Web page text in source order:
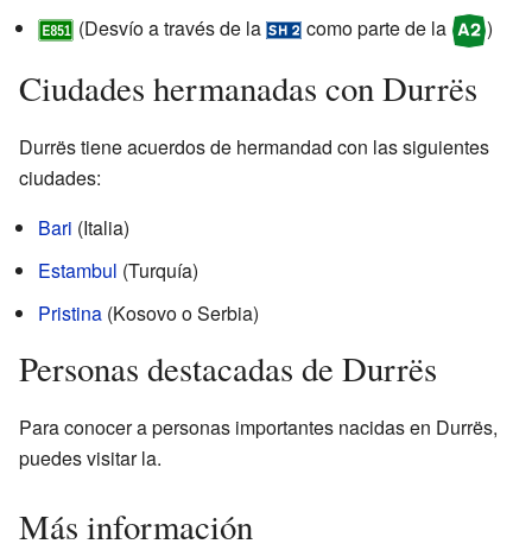
(Desvío a través de la
como parte de la )
Ciudades hermanadas con Durrës
Durrës tiene acuerdos de hermandad con las siguientes
ciudades:
Bari (Italia)
Estambul (Turquía)
Pristina (Kosovo o Serbia)
Personas destacadas de Durrës
Para conocer a personas importantes nacidas en Durrës,
puedes visitar la.
Más información